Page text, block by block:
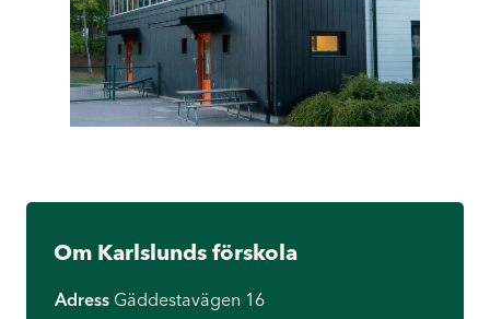
Om Karlslunds förskola
Adress Gäddestavägen 16